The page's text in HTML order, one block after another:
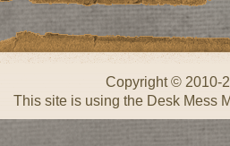
Copyright © 2010-
This site is using the Desk Mess